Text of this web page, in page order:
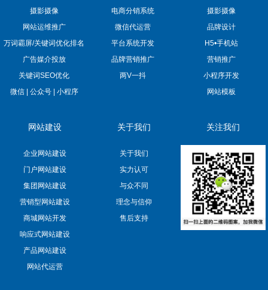
摄影摄像
电商分销系统
网站运维推广
微信代运营
万词霸屏/关键词优化排名
平台系统开发
广告媒介投放
品牌营销推广
关键词SEO优化
两V一抖
微信 | 公众号 | 小程序
摄影摄像
品牌设计
H5•手机站
营销推广
小程序开发
网站模板
网站建设
企业网站建设
门户网站建设
集团网站建设
营销型网站建设
商城网站开发
响应式网站建设
产品网站建设
网站代运营
关于我们
关于我们
实力认可
与众不同
理念与信仰
售后支持
关注我们